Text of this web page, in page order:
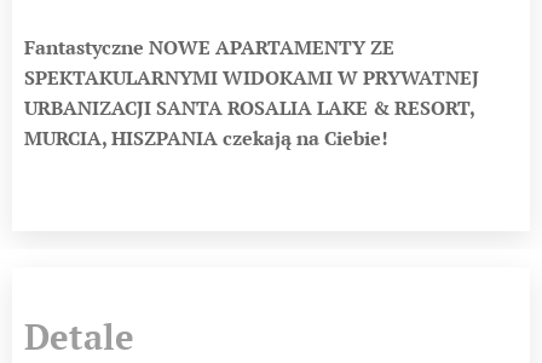
Fantastyczne NOWE APARTAMENTY ZE
SPEKTAKULARNYMI WIDOKAMI W PRYWATNEJ
URBANIZACJI SANTA ROSALIA LAKE & RESORT,
MURCIA, HISZPANIAczekają na Ciebie!
Detale